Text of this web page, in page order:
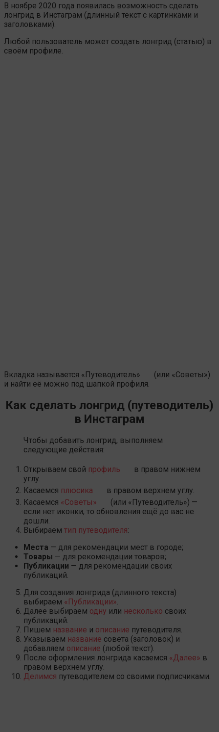
В ноябре 2020 года появилась возможность сделать
лонгрид в Инстаграм (длинный текст с картинками и
заголовками).
Любой пользователь может создать лонгрид (статью) в
своём профиле.
Вкладка называется «Путеводитель»
(или «Советы»)
и найти её можно под шапкой профиля.
Как сделать лонгрид (путеводитель)
в Инстаграм
Чтобы добавить лонгрид, выполняем
следующие действия:
Открываем свой профиль
в правом нижнем
углу.
Касаемся плюсика
в правом верхнем углу.
Касаемся «Советы»
(или «Путеводитель») —
если нет иконки, то обновления ещё до вас не
дошли.
Выбираем тип путеводителя:
Места — для рекомендации мест в городе;
Товары — для рекомендации товаров;
Публикации — для рекомендации своих
публикаций.
Для создания лонгрида (длинного текста)
выбираем «Публикации»
Далее выбираем одну или несколько своих
публикаций.
Пишем название и описание путеводителя.
Указываем название совета (заголовок) и
добавляем описание (любой текст).
После оформления лонгрида касаемся «Далее» в
правом верхнем углу.
Делимся путеводителем со своими подписчиками.